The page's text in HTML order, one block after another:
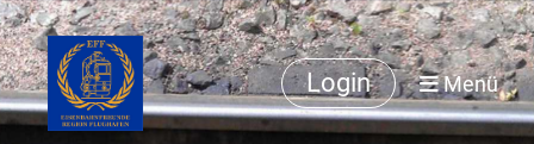
Login Menü